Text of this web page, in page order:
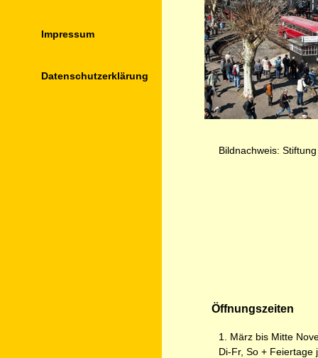
Impressum
Datenschutz­erklärung
Bildnachweis:
Öffnungszeiten
1. März bis Mitte
Di-Fr, So + Feiertage